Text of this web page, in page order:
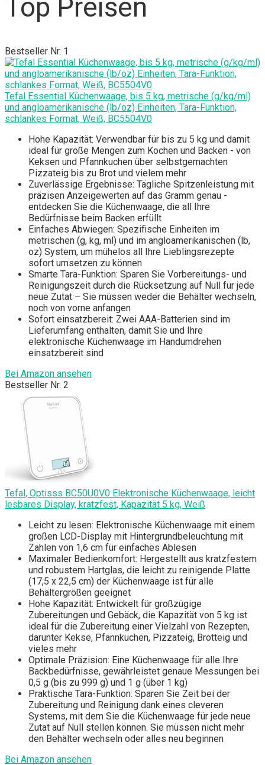
Top Preisen
Bestseller Nr. 1
Tefal Essential Küchenwaage, bis 5 kg, metrische (g/kg/ml)
und angloamerikanische (lb/oz) Einheiten, Tara-Funktion,
schlankes Format, Weiß, BC5504V0
Hohe Kapazität: Verwendbar für bis zu 5 kg und damit
ideal für große Mengen zum Kochen und Backen - von
Keksen und Pfannkuchen über selbstgemachten
Pizzateig bis zu Brot und vielem mehr
Zuverlässige Ergebnisse: Tägliche Spitzenleistung mit
präzisen Anzeigewerten auf das Gramm genau -
entdecken Sie die Küchenwaage, die all Ihre
Bedürfnisse beim Backen erfüllt
Einfaches Abwiegen: Spezifische Einheiten im
metrischen (g, kg, ml) und im angloamerikanischen (lb,
oz) System, um mühelos all Ihre Lieblingsrezepte
sofort umsetzen zu können
Smarte Tara-Funktion: Sparen Sie Vorbereitungs- und
Reinigungszeit durch die Rücksetzung auf Null für jede
neue Zutat – Sie müssen weder die Behälter wechseln,
noch von vorne anfangen
Sofort einsatzbereit: Zwei AAA-Batterien sind im
Lieferumfang enthalten, damit Sie und Ihre
elektronische Küchenwaage im Handumdrehen
einsatzbereit sind
Bei Amazon ansehen
Bestseller Nr. 2
Tefal, Optisss BC50U0V0 Elektronische Küchenwaage, leicht
lesbares Display, kratzfest, Kapazität 5 kg, Weiß
Leicht zu lesen: Elektronische Küchenwaage mit einem
großen LCD-Display mit Hintergrundbeleuchtung mit
Zahlen von 1,6 cm für einfaches Ablesen
Maximaler Bedienkomfort: Hergestellt aus kratzfestem
und robustem Hartglas, die leicht zu reinigende Platte
(17,5 x 22,5 cm) der Küchenwaage ist für alle
Behältergrößen geeignet
Hohe Kapazität: Entwickelt für großzügige
Zubereitungen und Gebäck, die Kapazität von 5 kg ist
ideal für die Zubereitung einer Vielzahl von Rezepten,
darunter Kekse, Pfannkuchen, Pizzateig, Brotteig und
vieles mehr
Optimale Präzision: Eine Küchenwaage für alle Ihre
Backbedürfnisse, gewährleistet genaue Messungen bei
0,5 g (bis zu 999 g) und 1 g (über 1 kg)
Praktische Tara-Funktion: Sparen Sie Zeit bei der
Zubereitung und Reinigung dank eines cleveren
Systems, mit dem Sie die Küchenwaage für jede neue
Zutat auf Null stellen können. Sie müssen nicht mehr
den Behälter wechseln oder alles neu beginnen
Bei Amazon ansehen